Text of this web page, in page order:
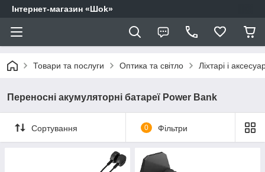
Інтернет-магазин «Шоk»
Товари та послуги Оптика та світло Ліхтарі і
Переносні акумуляторні батареї Power Bank
Сортування 0 Фільтри